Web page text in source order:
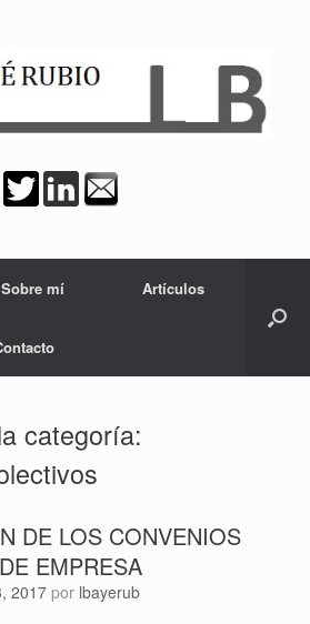
Sobre mí Artículos
categoría:
DE LOS CONVENIOS
EMPRESA
2017 por lbayerub